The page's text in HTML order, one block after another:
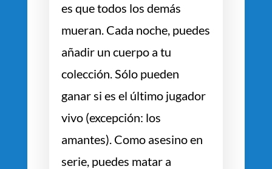
es que todos los demás
mueran. Cada noche, puedes
añadir un cuerpo a tu
colección. Sólo pueden
ganar si es el último jugador
vivo (excepción: los
amantes). Como asesino en
serie, puedes matar a